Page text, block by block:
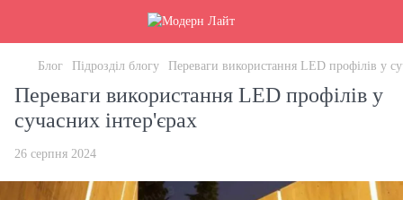
Блог Підрозділ блогу Переваги використання LED профілів у
Переваги використання LED профілів у
сучасних інтер'єрах
26 серпня 2024